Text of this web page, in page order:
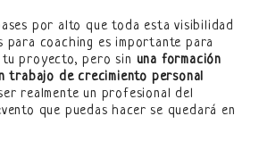
por alto que toda esta visibilidad
coaching es importante para
proyecto, pero sin una formación
trabajo de crecimiento personal
realmente un profesional del
que puedas hacer se quedará en